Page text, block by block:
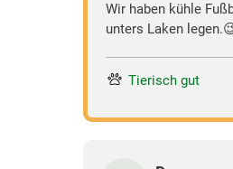
Wir haben kühle
unters Laken
Tierisch gut